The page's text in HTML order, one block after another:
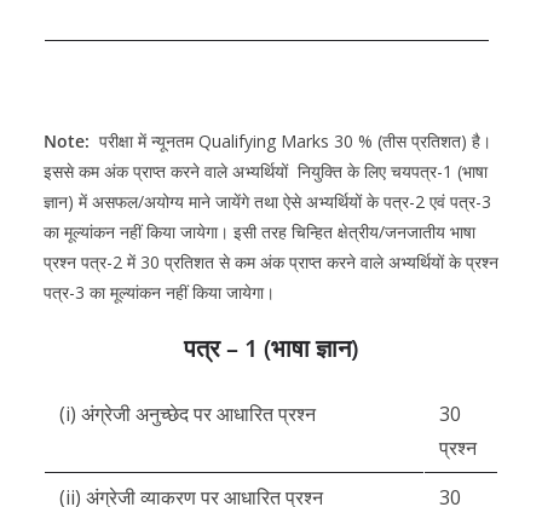
Note: परीक्षा में न्यूनतम Qualifying Marks 30 % (तीस प्रतिशत) है।
इससे कम अंक प्राप्त करने वाले अभ्यर्थियों नियुक्ति के लिए चयपत्र-1 (भाषा
ज्ञान) में असफल/अयोग्य माने जायेंगे तथा ऐसे अभ्यर्थियों के पत्र-2 एवं पत्र-3
का मूल्यांकन नहीं किया जायेगा। इसी तरह चिन्हित क्षेत्रीय/जनजातीय भाषा
प्रश्न पत्र-2 में 30 प्रतिशत से कम अंक प्राप्त करने वाले अभ्यर्थियों के प्रश्न
पत्र-3 का मूल्यांकन नहीं किया जायेगा।
पत्र – 1 (भाषा ज्ञान)
(i) अंग्रेजी अनुच्छेद पर आधारित प्रश्न
30
प्रश्न
(ii) अंग्रेजी व्याकरण पर आधारित प्रश्न
30